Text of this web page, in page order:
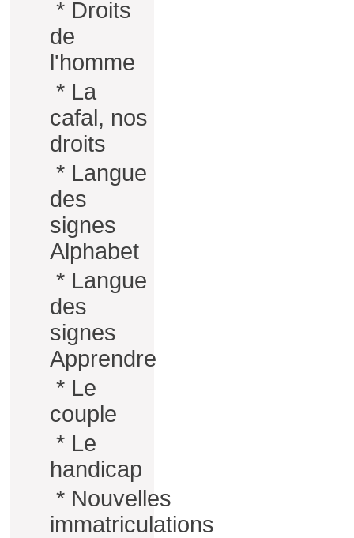
* Droits
de
l'homme
* La
cafal, nos
droits
* Langue
des
signes
Alphabet
* Langue
des
signes
Apprendre
* Le
couple
* Le
handicap
* Nouvelles
immatriculations